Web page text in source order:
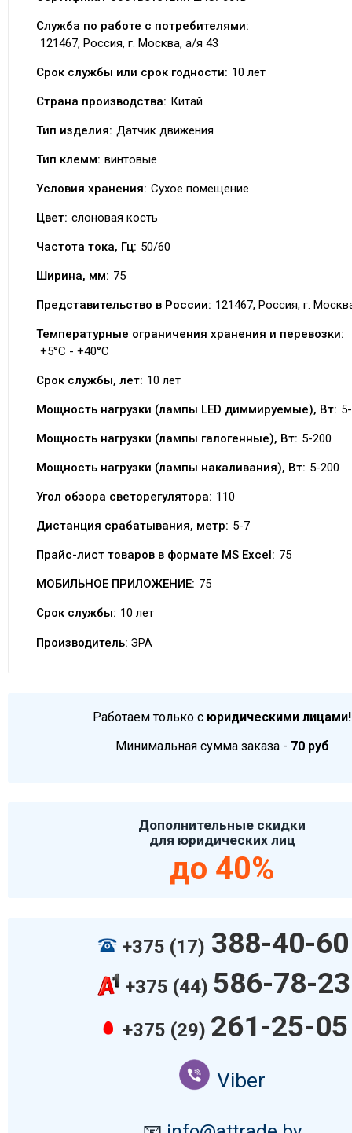
Служба по работе с потребителями:
121467, Россия, г. Москва, а/я 43
Срок службы или срок годности: 10 лет
Страна производства: Китай
Тип изделия: Датчик движения
Тип клемм: винтовые
Условия хранения: Сухое помещение
Цвет: слоновая кость
Частота тока, Гц: 50/60
Ширина, мм: 75
Представительство в России: 121467, Россия, г.
Температурные ограничения хранения и перевозки:
+5°C - +40°C
Срок службы, лет: 10 лет
Мощность нагрузки (лампы LED диммируемые), Вт:
Мощность нагрузки (лампы галогенные), Вт: 5-200
Мощность нагрузки (лампы накаливания), Вт: 5-200
Угол обзора светорегулятора: 110
Дистанция срабатывания, метр: 5-7
Прайс-лист товаров в формате MS Excel: 75
МОБИЛЬНОЕ ПРИЛОЖЕНИЕ: 75
Срок службы: 10 лет
Производитель: ЭРА
Работаем только с юридическими лицами!
Минимальная сумма заказа - 70 руб
Дополнительные скидки
для юридических лиц
до 40%
+375 (17) 388-40-60
+375 (44) 586-78-23
+375 (29) 261-25-05
Viber